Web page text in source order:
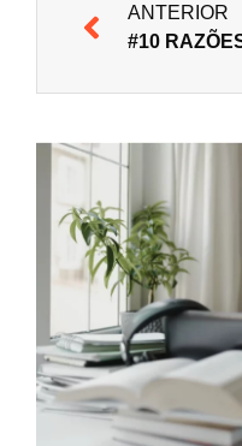
ANTERIOR